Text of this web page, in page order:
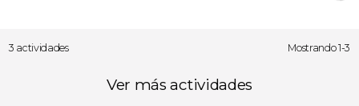
3 actividades Mostrando 1-3
Ver más actividades